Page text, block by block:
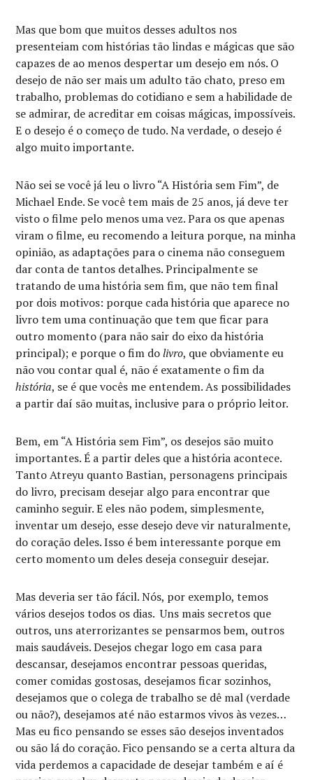
Mas que bom que muitos desses adultos nos
presenteiam com histórias tão lindas e mágicas que são
capazes de ao menos despertar um desejo em nós. O
desejo de não ser mais um adulto tão chato, preso em
trabalho, problemas do cotidiano e sem a habilidade de
se admirar, de acreditar em coisas mágicas, impossíveis.
E o desejo é o começo de tudo. Na verdade, o desejo é
algo muito importante.
Não sei se você já leu o livro “A História sem Fim”, de
Michael Ende. Se você tem mais de 25 anos, já deve ter
visto o filme pelo menos uma vez. Para os que apenas
viram o filme, eu recomendo a leitura porque, na minha
opinião, as adaptações para o cinema não conseguem
dar conta de tantos detalhes. Principalmente se
tratando de uma história sem fim, que não tem final
por dois motivos: porque cada história que aparece no
livro tem uma continuação que tem que ficar para
outro momento (para não sair do eixo da história
principal); e porque o fim dolivro, que obviamente eu
não vou contar qual é, não é exatamente o fim da
história, se é que vocês me entendem. As possibilidades
a partir daí são muitas, inclusive para o próprio leitor.
Bem, em “A História sem Fim”, os desejos são muito
importantes. É a partir deles que a história acontece.
Tanto Atreyu quanto Bastian, personagens principais
do livro, precisam desejar algo para encontrar que
caminho seguir. E eles não podem, simplesmente,
inventar um desejo, esse desejo deve vir naturalmente,
do coração deles. Isso é bem interessante porque em
certo momento um deles deseja conseguir desejar.
Mas deveria ser tão fácil. Nós, por exemplo, temos
vários desejos todos os dias. Uns mais secretos que
outros, uns aterrorizantes se pensarmos bem, outros
mais saudáveis. Desejos chegar logo em casa para
descansar, desejamos encontrar pessoas queridas,
comer comidas gostosas, desejamos ficar sozinhos,
desejamos que o colega de trabalho se dê mal (verdade
ou não?), desejamos até não estarmos vivos às vezes…
Mas eu fico pensando se esses são desejos inventados
ou são lá do coração. Fico pensando se a certa altura da
vida perdemos a capacidade de desejar também e aí é